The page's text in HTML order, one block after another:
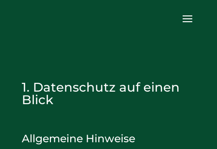
1. Datenschutz auf einen
Blick
Allgemeine Hinweise